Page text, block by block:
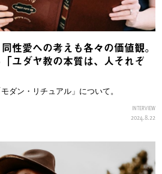
性愛への考えも各々の価値観。
ユダヤ教の本質は、人それぞ
ダン・リチュアル」について。
INTERVIEW
2024.8.22